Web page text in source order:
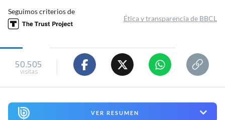
Seguimos criterios de
Ética y transparencia de BBCL
50.505
visitas
VER RESUMEN